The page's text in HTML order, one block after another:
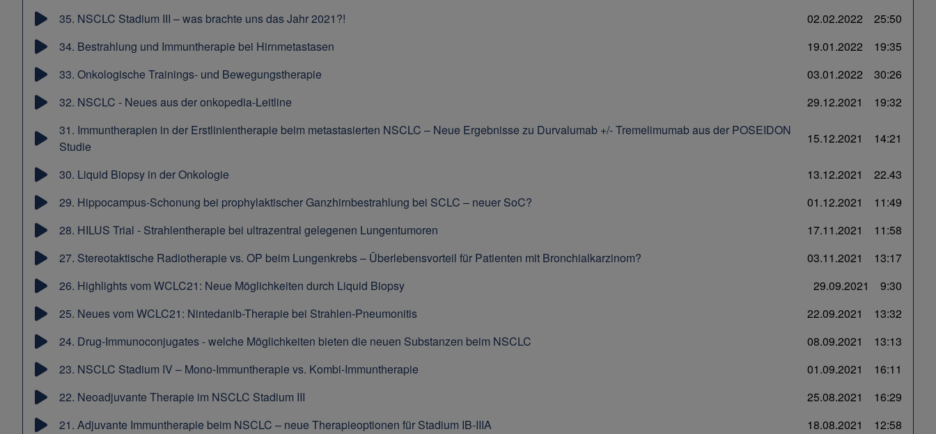
35. NSCLC Stadium III – was brachte uns das Jahr 2021?! 02.02.2022
25:50
34. Bestrahlung und Immuntherapie bei Hirnmetastasen 19.01.2022
19:35
33. Onkologische Trainings- und Bewegungstherapie 03.01.2022
30:26
32. NSCLC - Neues aus der onkopedia-Leitline 29.12.2021
19:32
31. Immuntherapien in der Erstlinientherapie beim metastasierten NSCLC – Neue Ergebnisse zu Durvalumab +/- Tremelimumab aus der POSEIDON
Studie
15.12.2021 14:21
30. Liquid Biopsy in der Onkologie 13.12.2021
22.43
29. Hippocampus-Schonung bei prophylaktischer Ganzhirnbestrahlung bei SCLC – neuer SoC? 01.12.2021
11:49
28. HILUS Trial - Strahlentherapie bei ultrazentral gelegenen Lungentumoren 17.11.2021
11:58
27. Stereotaktische Radiotherapie vs. OP beim Lungenkrebs – Überlebensvorteil für Patienten mit Bronchialkarzinom? 03.11.2021
13:17
26. Highlights vom WCLC21: Neue Möglichkeiten durch Liquid Biopsy 29.09.2021
9:30
25. Neues vom WCLC21: Nintedanib-Therapie bei Strahlen-Pneumonitis 22.09.2021
13:32
24. Drug-Immunoconjugates - welche Möglichkeiten bieten die neuen Substanzen beim NSCLC 08.09.2021
13:13
23. NSCLC Stadium IV – Mono-Immuntherapie vs. Kombi-Immuntherapie 01.09.2021
16:11
22. Neoadjuvante Therapie im NSCLC Stadium III 25.08.2021
16:29
21. Adjuvante Immuntherapie beim NSCLC – neue Therapieoptionen für Stadium IB-IIIA 18.08.2021
12:58